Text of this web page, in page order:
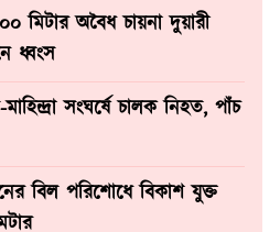
মিটার অবৈধ চায়না দুয়ারী
ধ্বংস
সংঘর্ষে চালক নিহত, পাঁচ
বিল পরিশোধে বিকাশ যুক্ত